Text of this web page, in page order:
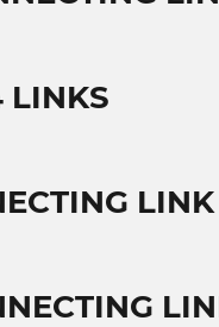
LINKS
LINK